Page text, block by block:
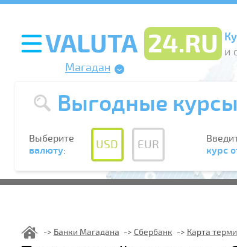
и
Магадан
Выгодные курсы
Выберите
валюту: USD EUR
курс
Банки Магадана Сбербанк Карта